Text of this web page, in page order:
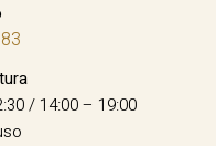
/ 14:00 – 19:00